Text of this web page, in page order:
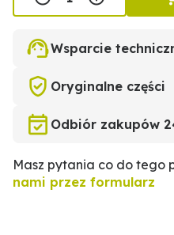
Wsparcie
Oryginalne części
Odbiór zakupów
Masz pytania co do tego
nami przez formularz